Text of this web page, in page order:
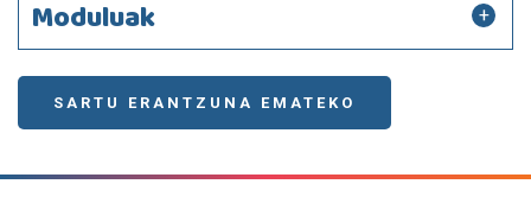
Moduluak
SARTU ERANTZUNA EMATEKO